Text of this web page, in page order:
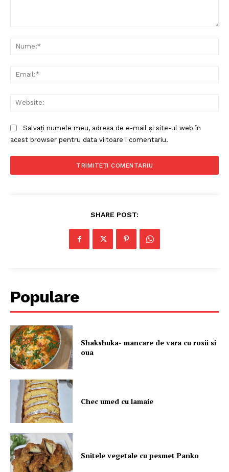
Salvați numele meu, adresa de e-mail și site-ul web în
acest browser pentru data viitoare i comentariu.
SHARE POST:
Populare
Shakshuka- mancare de vara cu rosii si
oua
Chec umed cu lamaie
Snitele vegetale cu pesmet Panko